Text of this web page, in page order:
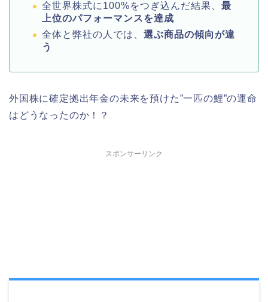
全世界株式に100%をつぎ込んだ結果、 最
上位のパフォーマンスを達成
全体と弊社の人では、 選ぶ商品の傾向が違
う
外国株に確定拠出年金の未来を預けた”一匹の鯉”の運命
はどうなったのか！？
スポンサーリンク